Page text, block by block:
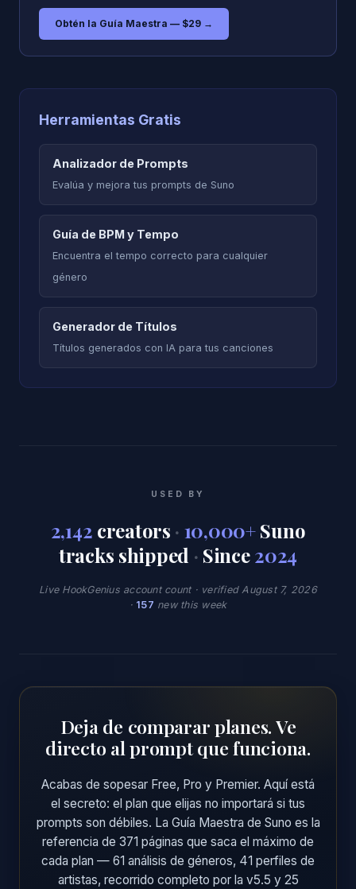
Obtén la Guía Maestra — $29 →
Herramientas Gratis
Analizador de Prompts
Evalúa y mejora tus prompts de Suno
Guía de BPM y Tempo
Encuentra el tempo correcto para cualquier
género
Generador de Títulos
Títulos generados con IA para tus canciones
USED BY
2,142 creators · 10,000+Suno
tracks shipped · Since2024
Live HookGenius account count · verified August 7, 2026
· 157 new this week
Deja de comparar planes. Ve
directo al prompt que funciona.
Acabas de sopesar Free, Pro y Premier. Aquí está
el secreto: el plan que elijas no importará si tus
prompts son débiles. La Guía Maestra de Suno es la
referencia de 371 páginas que saca el máximo de
cada plan — 61 análisis de géneros, 41 perfiles de
artistas, recorrido completo por la v5.5 y 25